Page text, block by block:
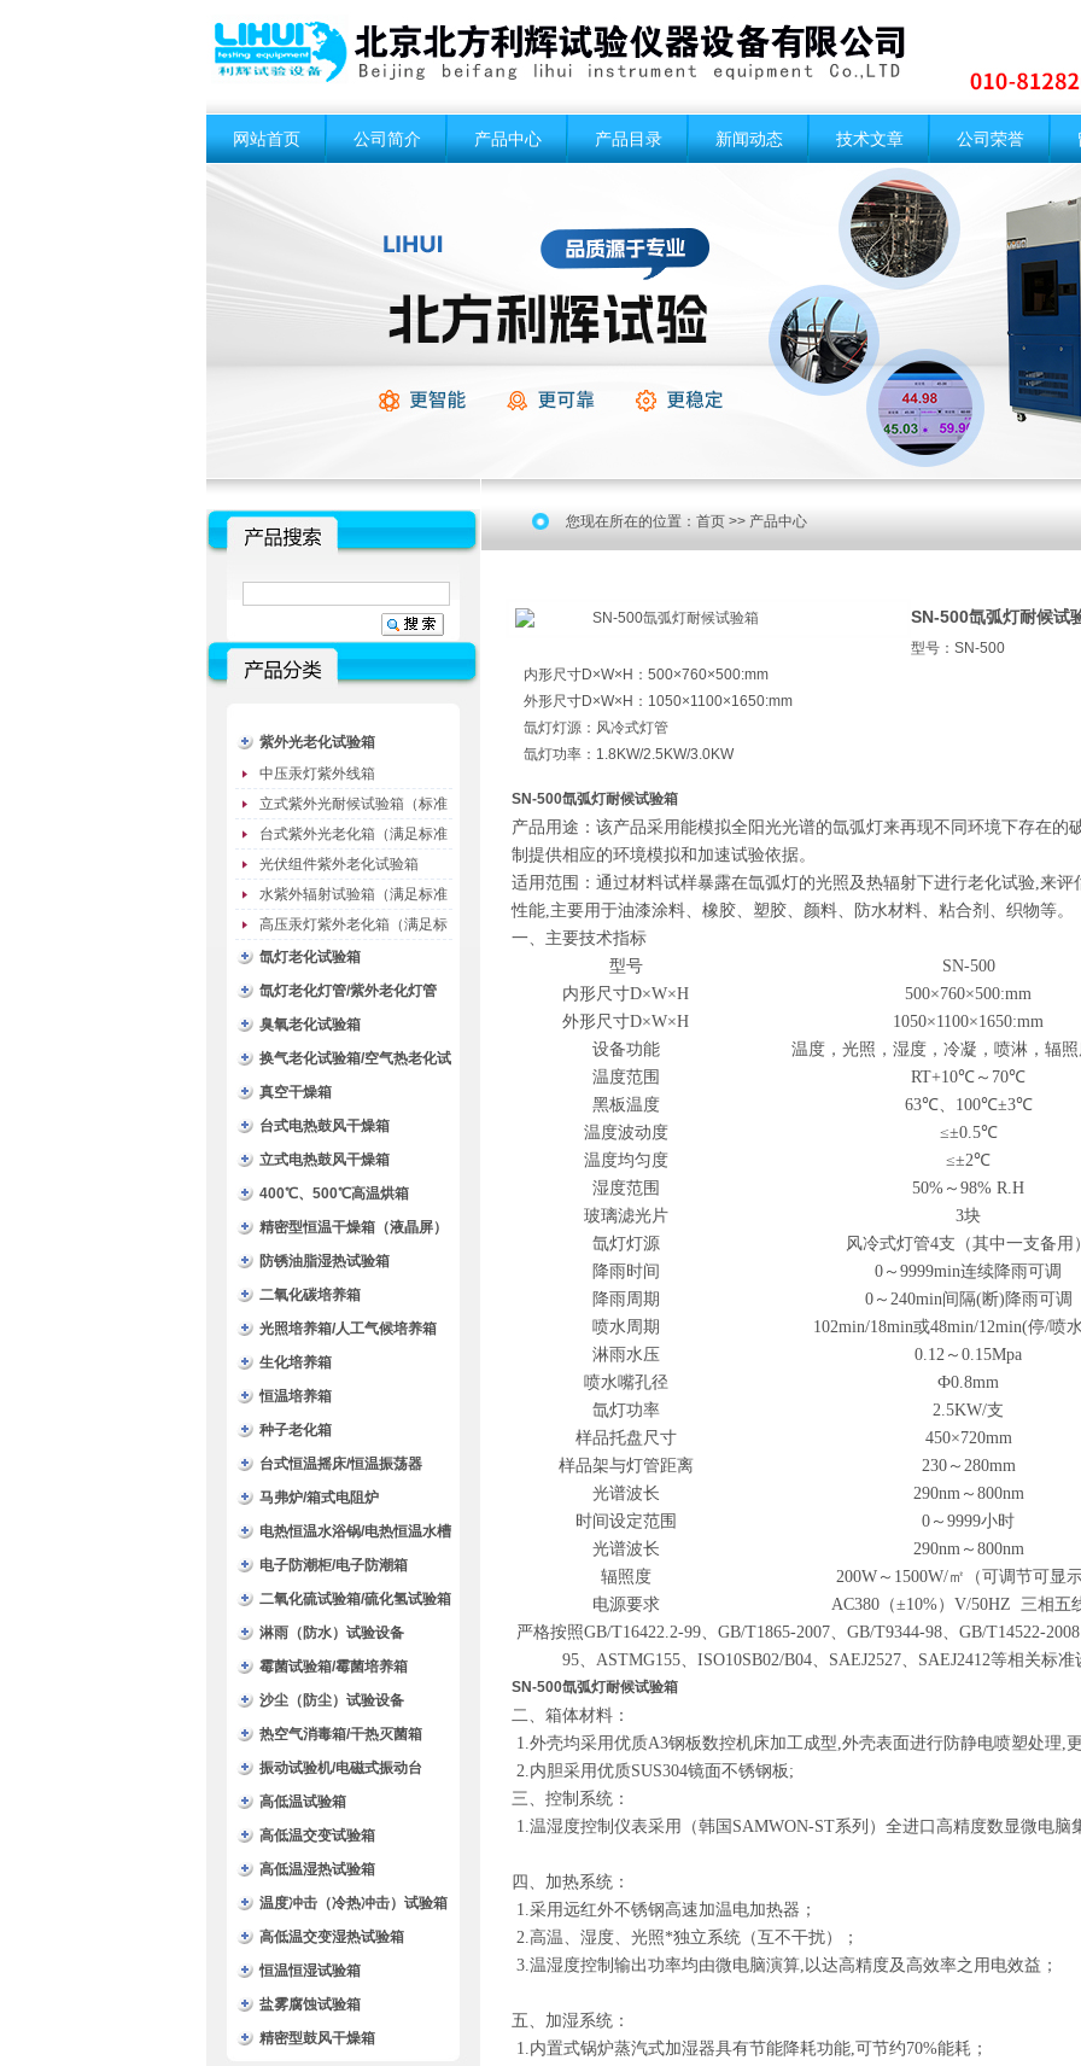
网站首页 公司简介 产品中心 产品目录 新闻动态 技术文章 公司荣誉
紫外光老化试验箱
中压汞灯紫外线箱
立式紫外光耐候试验箱（标准
型）
台式紫外光老化箱（满足标准
GB/T16776）
光伏组件紫外老化试验箱
水紫外辐射试验箱（满足标准
JC485-1992）
高压汞灯紫外老化箱（满足标
准GB/T16777）
氙灯老化试验箱
氙灯老化灯管/紫外老化灯管
（耗材）
臭氧老化试验箱
换气老化试验箱/空气热老化试
验箱
真空干燥箱
台式电热鼓风干燥箱
立式电热鼓风干燥箱
400℃、500℃高温烘箱
精密型恒温干燥箱（液晶屏）
防锈油脂湿热试验箱
二氧化碳培养箱
光照培养箱/人工气候培养箱
生化培养箱
恒温培养箱
种子老化箱
台式恒温摇床/恒温振荡器
马弗炉/箱式电阻炉
电热恒温水浴锅/电热恒温水槽
电子防潮柜/电子防潮箱
二氧化硫试验箱/硫化氢试验箱
淋雨（防水）试验设备
霉菌试验箱/霉菌培养箱
沙尘（防尘）试验设备
热空气消毒箱/干热灭菌箱
振动试验机/电磁式振动台
高低温试验箱
高低温交变试验箱
高低温湿热试验箱
温度冲击（冷热冲击）试验箱
高低温交变湿热试验箱
恒温恒湿试验箱
盐雾腐蚀试验箱
精密型鼓风干燥箱
您现在所在的位置： 首页 >> 产品中心
SN-500氙弧灯耐候试
型号：SN-500
内形尺寸D×W×H：500×760×500:mm
外形尺寸D×W×H：1050×1100×1650:mm
氙灯灯源：风冷式灯管
氙灯功率：1.8KW/2.5KW/3.0KW
SN-500氙弧灯耐候试验箱
产品用途：该产品采用能模拟全阳光光谱的氙弧灯来再现不同环境下存在的
制提供相应的环境模拟和加速试验依据。
适用范围：通过材料试样暴露在氙弧灯的光照及热辐射下进行老化试验,来
性能,主要用于油漆涂料、橡胶、塑胶、颜料、防水材料、粘合剂、织物等。
一、主要技术指标
型号
SN-500
内形尺寸D×W×H
500×760×500:mm
外形尺寸D×W×H
1050×1100×1650:mm
设备功能
温度，光照， 湿度， 冷凝 ，喷淋， 辐
温度范围
RT+10℃～70℃
黑板温度
63℃、100℃±3℃
温度波动度
≤±0.5℃
温度均匀度
≤±2℃
湿度范围
50%～98% R.H
玻璃滤光片
3块
氙灯灯源
风冷式灯管4支 （其中一支备用）
降雨时间
0～9999min连续降雨可调
降雨周期
0～240min间隔(断)降雨可调
喷水周期
102min/18min或48min/12min(停/喷
淋雨水压
0.12～0.15Mpa
喷水嘴孔径
Ф0.8mm
氙灯功率
2.5KW/支
样品托盘尺寸
450×720mm
样品架与灯管距离
230～280mm
光谱波长
290nm～800nm
时间设定范围
0～9999小时
光谱波长
290nm～800nm
辐照度
200W～ 1500W/㎡
（可调节可显示
电源要求
AC380（±10%）V/50HZ 三相五
严格按照GB/T16422.2-99、GB/T1865-2007、GB/T9344-98、GB/T14522-
95、ASTMG155、ISO10SB02/B04、SAEJ2527、SAEJ2412等相关标
SN-500氙弧灯耐候试验箱
二、箱体材料：
1.外壳均采用优质A3钢板数控机床加工成型,外壳表面进行防静电喷塑处理,
2.内胆采用优质SUS304镜面不锈钢板;
三、控制系统：
1.温湿度控制仪表采用（韩国SAMWON-ST系列）全进口高精度数显微电脑
四、加热系统：
1.采用远红外不锈钢高速加温电加热器；
2.高温、湿度、光照*独立系统（互不干扰）；
3.温湿度控制输出功率均由微电脑演算,以达高精度及高效率之用电效益；
五、加湿系统：
1.内置式锅炉蒸汽式加湿器具有节能降耗功能,可节约70%能耗；